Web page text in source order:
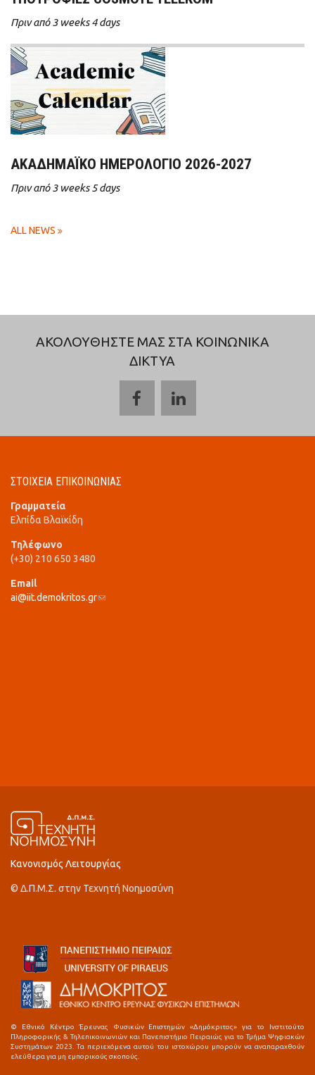
Πριν από 3 weeks 4 days
ΑΚΑΔΗΜΑΪΚΌ ΗΜΕΡΟΛΌΓΙΟ 2026-2027
Πριν από 3 weeks 5 days
ALL NEWS
ΑΚΟΛΟΥΘΗΣΤΕ ΜΑΣ ΣΤΑ ΚΟΙΝΩΝΙΚΑ
ΔΙΚΤΥΑ
ΣΤΟΙΧΕΙΑ ΕΠΙΚΟΙΝΩΝΙΑΣ
Γραμματεία
Ελπίδα Βλαϊκίδη
Τηλέφωνο
(+30) 210 650 3480
Email
ai@iit.demokritos.gr(link sends e-mail)
Κανονισμός Λειτουργίας
© Δ.Π.Μ.Σ. στην Τεχνητή Νοημοσύνη
© Εθνικό Κέντρο Έρευνας Φυσικών Επιστημών «Δημόκριτος» για το Ινστιτούτο
Πληροφορικής & Τηλεπικοινωνιών και Πανεπιστήμιο Πειραιώς για το Τμήμα Ψηφιακών
Συστημάτων 2023. Τα περιεχόμενα αυτού του ιστοχώρου μπορούν να αναπαραχθούν
ελεύθερα για μη εμπορικούς σκοπούς.